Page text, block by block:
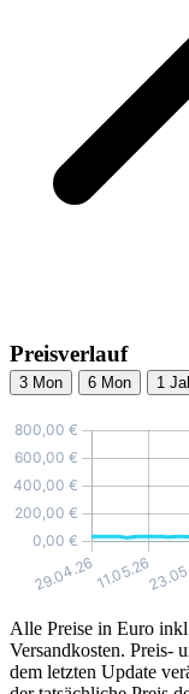
Preisverlauf
3 Mon 6 Mon 1
Alle Preise in Euro
Versandkosten. Preis-
dem letzten Update